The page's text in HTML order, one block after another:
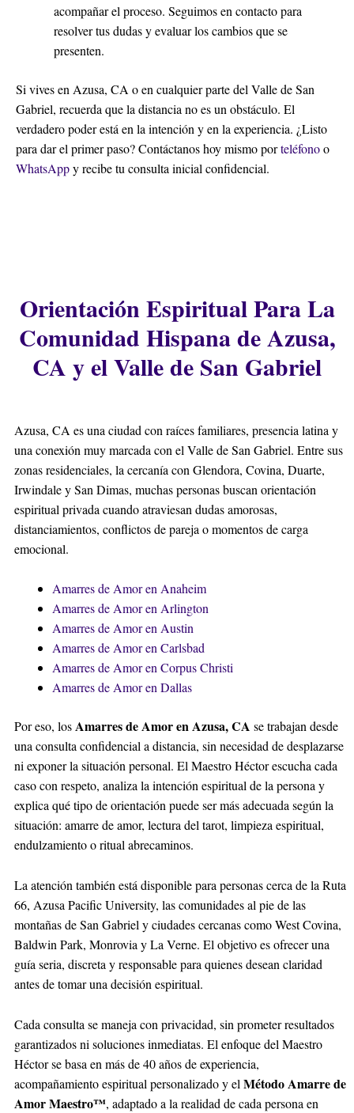
acompañar el proceso. Seguimos en contacto para
resolver tus dudas y evaluar los cambios que se
presenten.
Si vives en Azusa, CA o en cualquier parte del Valle de San
Gabriel, recuerda que la distancia no es un obstáculo. El
verdadero poder está en la intención y en la experiencia. ¿Listo
para dar el primer paso? Contáctanos hoy mismo porteléfonoo
WhatsAppy recibe tu consulta inicial confidencial.
Orientación Espiritual Para La
Comunidad Hispana de Azusa,
CA y el Valle de San Gabriel
Azusa, CA es una ciudad con raíces familiares, presencia latina y
una conexión muy marcada con el Valle de San Gabriel. Entre sus
zonas residenciales, la cercanía con Glendora, Covina, Duarte,
Irwindale y San Dimas, muchas personas buscan orientación
espiritual privada cuando atraviesan dudas amorosas,
distanciamientos, conflictos de pareja o momentos de carga
emocional.
Amarres de Amor en Anaheim
Amarres de Amor en Arlington
Amarres de Amor en Austin
Amarres de Amor en Carlsbad
Amarres de Amor en Corpus Christi
Amarres de Amor en Dallas
Por eso, losAmarres de Amor en Azusa, CA se trabajan desde
una consulta confidencial a distancia, sin necesidad de desplazarse
ni exponer la situación personal. El Maestro Héctor escucha cada
caso con respeto, analiza la intención espiritual de la persona y
explica qué tipo de orientación puede ser más adecuada según la
situación: amarre de amor, lectura del tarot, limpieza espiritual,
endulzamiento o ritual abrecaminos.
La atención también está disponible para personas cerca de la Ruta
66, Azusa Pacific University, las comunidades al pie de las
montañas de San Gabriel y ciudades cercanas como West Covina,
Baldwin Park, Monrovia y La Verne. El objetivo es ofrecer una
guía seria, discreta y responsable para quienes desean claridad
antes de tomar una decisión espiritual.
Cada consulta se maneja con privacidad, sin prometer resultados
garantizados ni soluciones inmediatas. El enfoque del Maestro
Héctor se basa en más de 40 años de experiencia,
acompañamiento espiritual personalizado y el Método Amarre de
Amor Maestro™, adaptado a la realidad de cada persona en